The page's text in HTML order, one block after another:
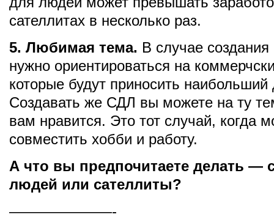
сателлитах в несколько раз.
5. Любимая тема. В случае создания
нужно ориентироваться на
которые будут приносить наибольший
Создавать же СДЛ вы можете на ту
вам нравится. Это тот случай, когда
совместить хобби и работу.
А что вы предпочитаете делать —
людей или сателлиты?
———————-